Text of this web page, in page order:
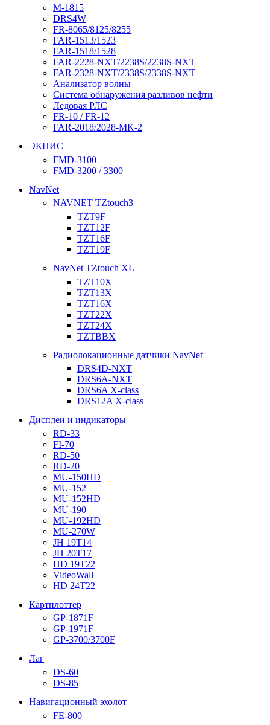
M-1815
DRS4W
FR-8065/8125/8255
FAR-1513/1523
FAR-1518/1528
FAR-2228-NXT/2238S/2238S-NXT
FAR-2328-NXT/2338S/2338S-NXT
Анализатор волны
Система обнаружения разливов нефти
Ледовая РЛС
FR-10 / FR-12
FAR-2018/2028-MK-2
ЭКНИС
FMD-3100
FMD-3200 / 3300
NavNet
NAVNET TZtouch3
TZT9F
TZT12F
TZT16F
TZT19F
NavNet TZtouch XL
TZT10X
TZT13X
TZT16X
TZT22X
TZT24X
TZTBBX
Радиолокационные датчики NavNet
DRS4D-NXT
DRS6A-NXT
DRS6A X-class
DRS12A X-class
Дисплеи и индикаторы
RD-33
FI-70
RD-50
RD-20
MU-150HD
MU-152
MU-152HD
MU-190
MU-192HD
MU-270W
JH 19T14
JH 20T17
HD 19T22
VideoWall
HD 24T22
Картплоттер
GP-1871F
GP-1971F
GP-3700/3700F
Лаг
DS-60
DS-85
Навигационный эхолот
FE-800